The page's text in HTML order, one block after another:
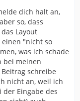
dich halt an,
so, dass
Layout
"nicht so
was ich schade
bei meinen
schreibe
nicht an, weil ich
Eingabe des